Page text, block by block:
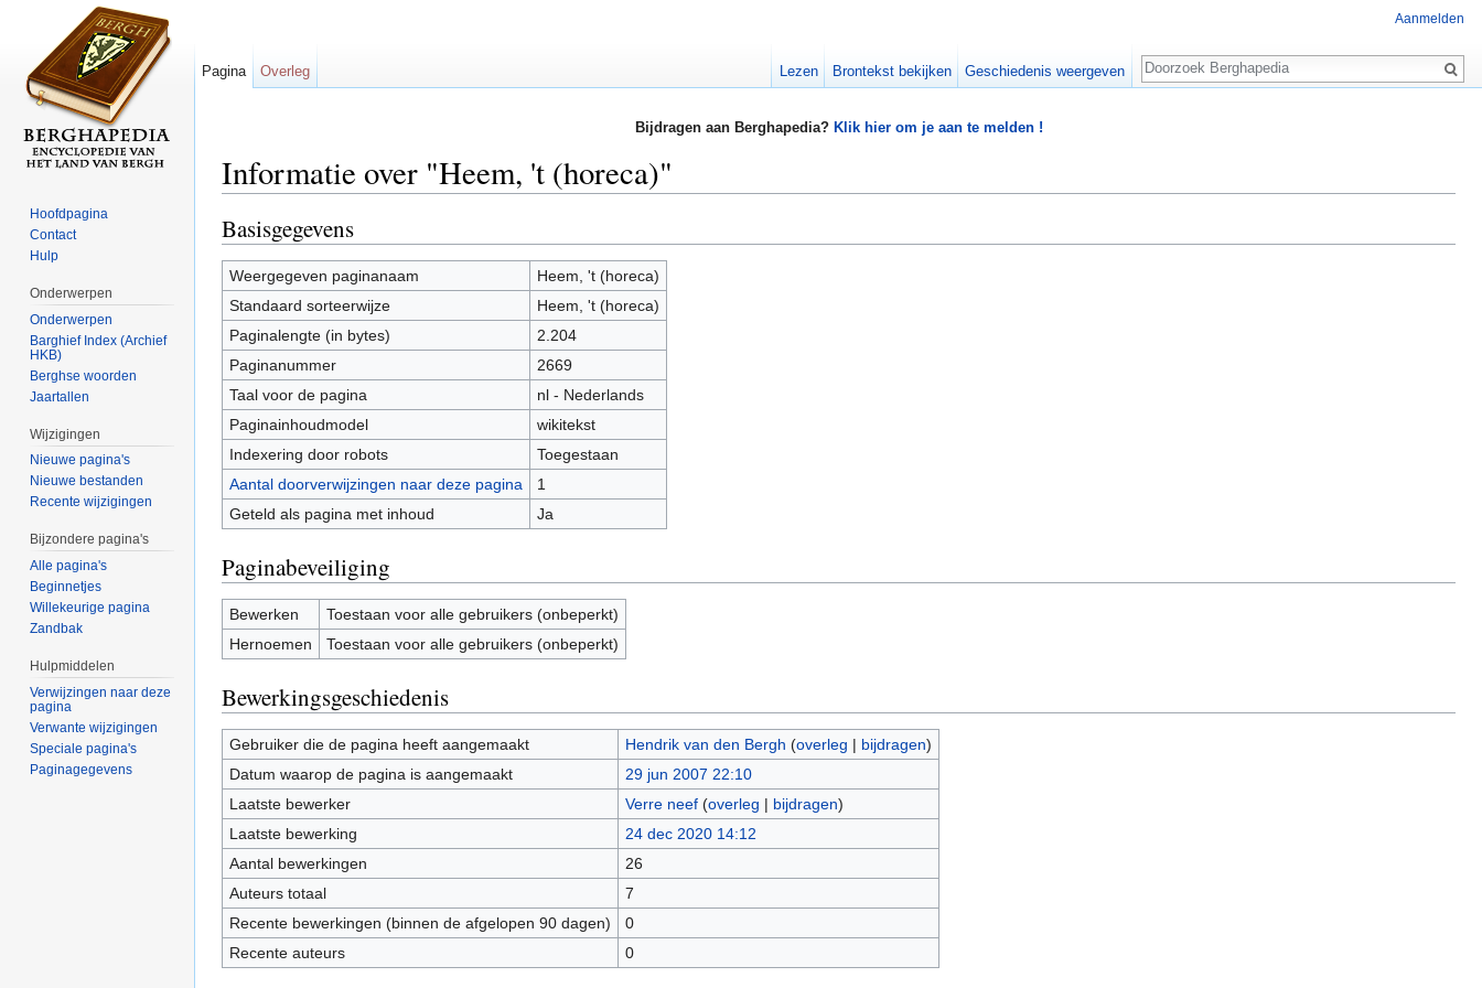
Bijdragen aan Berghapedia? Klik hier om je aan te melden !
Informatie over "Heem, 't (horeca)"
Basisgegevens
Weergegeven paginanaam
Heem, 't (horeca)
Standaard sorteerwijze
Heem, 't (horeca)
Paginalengte (in bytes)
2.204
Paginanummer
2669
Taal voor de pagina
nl - Nederlands
Paginainhoudmodel
wikitekst
Indexering door robots
Toegestaan
Aantal doorverwijzingen naar deze pagina
1
Geteld als pagina met inhoud
Ja
Paginabeveiliging
Bewerken
Toestaan voor alle gebruikers (onbeperkt)
Hernoemen
Toestaan voor alle gebruikers (onbeperkt)
Bewerkingsgeschiedenis
Gebruiker die de pagina heeft aangemaakt Hendrik van den Bergh (overleg | bijdragen)
Datum waarop de pagina is aangemaakt
29 jun 2007 22:10
Laatste bewerker
Verre neef (overleg | bijdragen)
Laatste bewerking
24 dec 2020 14:12
Aantal bewerkingen
26
Auteurs totaal
7
Recente bewerkingen (binnen de afgelopen 90 dagen)
0
Recente auteurs
0
Aanmelden
Pagina Overleg Lezen Brontekst bekijken Geschiedenis weergeven
Zoeken
Hoofdpagina
Contact
Hulp
Onderwerpen
Onderwerpen
Barghief Index (Archief
HKB)
Berghse woorden
Jaartallen
Wijzigingen
Nieuwe pagina's
Nieuwe bestanden
Recente wijzigingen
Bijzondere pagina's
Alle pagina's
Beginnetjes
Willekeurige pagina
Zandbak
Hulpmiddelen
Verwijzingen naar deze
pagina
Verwante wijzigingen
Speciale pagina's
Paginagegevens